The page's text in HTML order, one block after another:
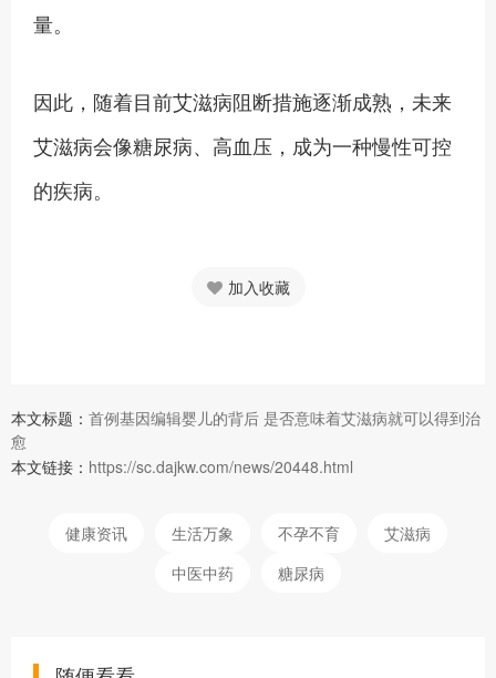
量。
因此，随着目前艾滋病阻断措施逐渐成熟，未来
艾滋病会像糖尿病、高血压，成为一种慢性可控
的疾病。
加入收藏
本文标题： 首例基因编辑婴儿的背后 是否意味着艾滋病就可以得到治
愈
本文链接： https://sc.dajkw.com/news/20448.html
健康资讯 生活万象 不孕不育
艾滋病
中医中药
糖尿病